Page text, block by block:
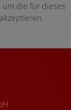
um die für dieses